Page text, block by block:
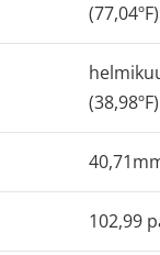
(77,04ºF)
(38,98ºF)
102,99